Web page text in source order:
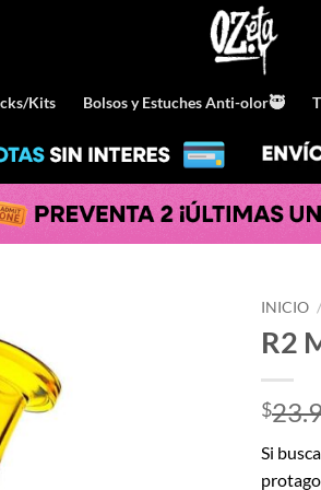
Kits Bolsos y Estuches Anti-olor🥷
INICIO /
R2
$
Si